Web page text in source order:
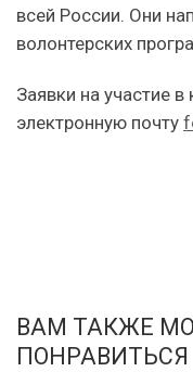
всей России. Они
волонтерских
Заявки на участие
электронную почту
ВАМ ТАКЖЕ
ПОНРАВИТЬСЯ